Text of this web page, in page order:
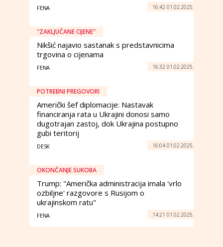
FENA 16:42 01.02.2025.
"ZAKLJUČANE CIJENE"
Nikšić najavio sastanak s predstavnicima
trgovina o cijenama
FENA 16:32 01.02.2025.
POTREBNI PREGOVORI
Američki šef diplomacije: Nastavak
financiranja rata u Ukrajini donosi samo
dugotrajan zastoj, dok Ukrajina postupno
gubi teritorij
DESK 16:04 01.02.2025.
OKONČANJE SUKOBA
Trump: "Američka administracija imala 'vrlo
ozbiljne' razgovore s Rusijom o
ukrajinskom ratu"
FENA 14:21 01.02.2025.